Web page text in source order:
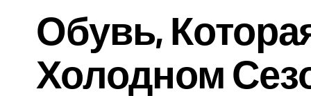
Обувь,
Холодном